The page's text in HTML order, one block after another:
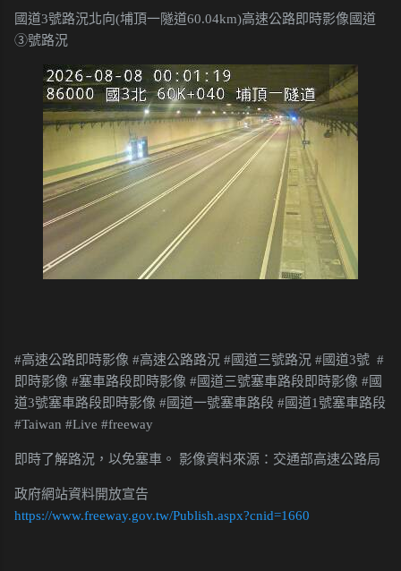
國道3號路況北向(埔頂一隧道60.04km)高速公路即時影像國道
③號路況
#高速公路即時影像 #高速公路路況 #國道三號路況 #國道3號 #
即時影像 #塞車路段即時影像 #國道三號塞車路段即時影像 #國
道3號塞車路段即時影像 #國道一號塞車路段 #國道1號塞車路段
#Taiwan #Live #freeway
即時了解路況，以免塞車。 影像資料來源：交通部高速公路局
政府網站資料開放宣告
https://www.freeway.gov.tw/Publish.aspx?cnid=1660